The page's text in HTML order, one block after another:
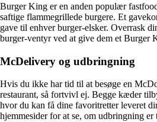
Burger King er en anden populær
saftige flammegrillede burgere. Et
gave til enhver burger-elsker. Overrask
burger-ventyr ved at give dem et Burger
McDelivery og udbringning
Hvis du ikke har tid til at besøge en
restaurant, så fortvivl ej. Begge kæder
hvor du kan få dine favoritretter leveret
hjemmesider for at se, om udbringning